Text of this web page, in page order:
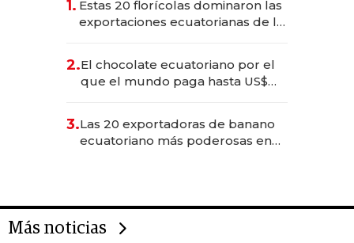
1. Estas 20 florícolas dominaron las
exportaciones ecuatorianas de la
2.El chocolate ecuatoriano por el
que el mundo paga hasta US$
3.Las 20 exportadoras de banano
ecuatoriano más poderosas en
Más noticias